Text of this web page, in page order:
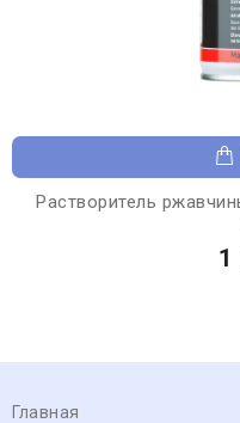
Растворитель
1
Главная